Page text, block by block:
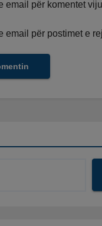
email për komentet
email për postimet e